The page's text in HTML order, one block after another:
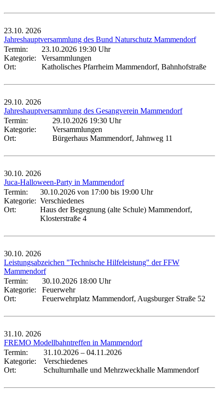
23.10. 2026
Jahreshauptversammlung des Bund Naturschutz Mammendorf
Termin:
23.10.2026 19:30 Uhr
Kategorie:
Versammlungen
Ort:
Katholisches Pfarrheim Mammendorf, Bahnhofstraße
29.10. 2026
Jahreshauptversammlung des Gesangverein Mammendorf
Termin:
29.10.2026 19:30 Uhr
Kategorie:
Versammlungen
Ort:
Bürgerhaus Mammendorf, Jahnweg 11
30.10. 2026
Juca-Halloween-Party in Mammendorf
Termin:
30.10.2026 von 17:00 bis 19:00 Uhr
Kategorie: Verschiedenes
Ort:
Haus der Begegnung (alte Schule) Mammendorf,
Klosterstraße 4
30.10. 2026
Leistungsabzeichen "Technische Hilfeleistung" der FFW
Mammendorf
Termin:
30.10.2026 18:00 Uhr
Kategorie:
Feuerwehr
Ort:
Feuerwehrplatz Mammendorf, Augsburger Straße 52
31.10. 2026
FREMO Modellbahntreffen in Mammendorf
Termin:
31.10.2026 – 04.11.2026
Kategorie:
Verschiedenes
Ort:
Schulturnhalle und Mehrzweckhalle Mammendorf